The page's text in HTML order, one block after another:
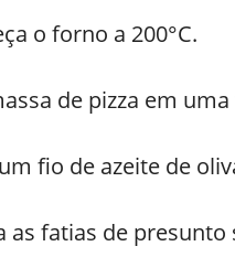
o forno a 200°C.
de pizza em
fio de azeite de
as fatias de presunto